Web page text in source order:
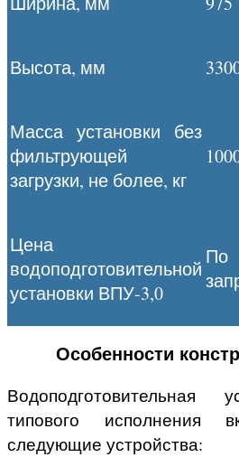
Высота, мм
Масса установки без
фильтрующей
загрузки, не более, кг
Цена
водоподготовительной
установки ВПУ-3,0
По
Особенности
Водоподготовительная
типового исполнения
следующие устройства: